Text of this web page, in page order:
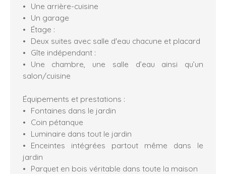
Une arrière-cuisine
Un garage
Étage :
Deux suites avec salle d'eau chacune et placard
Gîte indépendant :
Une chambre, une salle d’eau ainsi qu’un
salon/cuisine
Équipements et prestations :
Fontaines dans le jardin
Coin pétanque
Luminaire dans tout le jardin
Enceintes intégrées partout même dans le
jardin
Parquet en bois véritable dans toute la maison